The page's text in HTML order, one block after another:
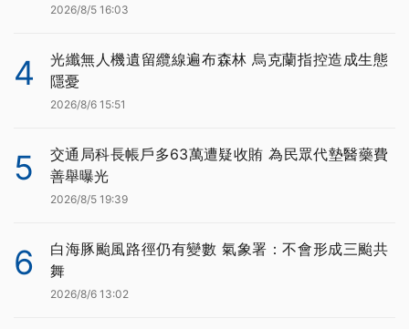
2026/8/5 16:03
4
光纖無人機遺留纜線遍布森林 烏克蘭指控造成生態
隱憂
2026/8/6 15:51
5
交通局科長帳戶多63萬遭疑收賄 為民眾代墊醫藥費
善舉曝光
2026/8/5 19:39
6
白海豚颱風路徑仍有變數 氣象署：不會形成三颱共
舞
2026/8/6 13:02